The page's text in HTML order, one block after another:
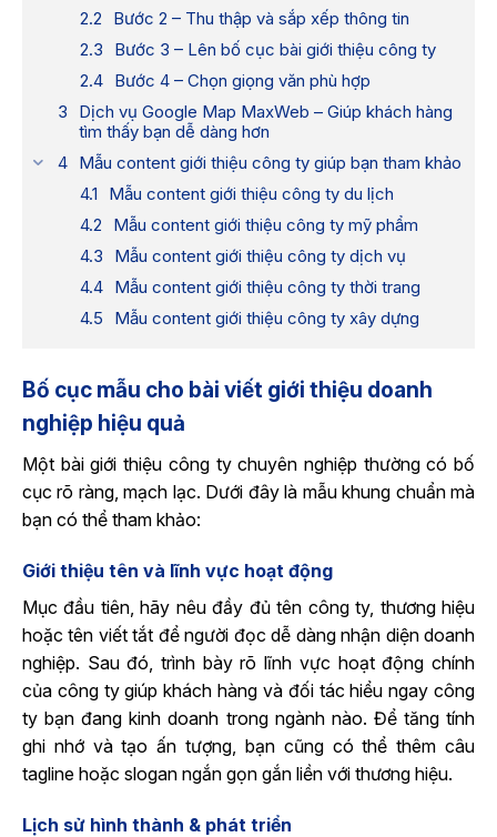
Bước 2 – Thu thập và sắp xếp thông tin
Bước 3 – Lên bố cục bài giới thiệu công ty
Bước 4 – Chọn giọng văn phù hợp
Dịch vụ Google Map MaxWeb – Giúp khách hàng
tìm thấy bạn dễ dàng hơn
Mẫu content giới thiệu công ty giúp bạn tham khảo
Mẫu content giới thiệu công ty du lịch
Mẫu content giới thiệu công ty mỹ phẩm
Mẫu content giới thiệu công ty dịch vụ
Mẫu content giới thiệu công ty thời trang
Mẫu content giới thiệu công ty xây dựng
Bố cục mẫu cho bài viết giới thiệu doanh
nghiệp hiệu quả
Một bài giới thiệu công ty chuyên nghiệp thường có bố
cục rõ ràng, mạch lạc. Dưới đây là mẫu khung chuẩn mà
bạn có thể tham khảo:
Giới thiệu tên và lĩnh vực hoạt động
Mục đầu tiên, hãy nêu đầy đủ tên công ty, thương hiệu
hoặc tên viết tắt để người đọc dễ dàng nhận diện doanh
nghiệp. Sau đó, trình bày rõ lĩnh vực hoạt động chính
của công ty giúp khách hàng và đối tác hiểu ngay công
ty bạn đang kinh doanh trong ngành nào. Để tăng tính
ghi nhớ và tạo ấn tượng, bạn cũng có thể thêm câu
tagline hoặc slogan ngắn gọn gắn liền với thương hiệu.
Lịch sử hình thành & phát triển